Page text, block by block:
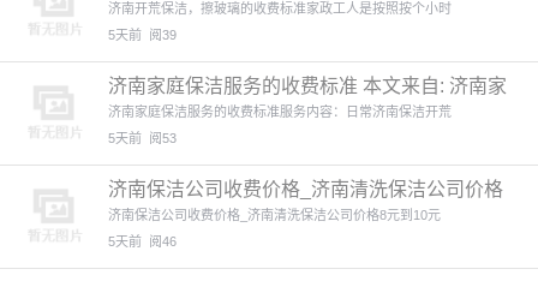
济南开荒保洁，擦玻璃的收费标准家政工人是按照按个小时
5天前 阅39
济南家庭保洁服务的收费标准 本文来自: 济南家
政(http:
济南家庭保洁服务的收费标准服务内容：日常济南保洁开荒
5天前 阅53
济南保洁公司收费价格_济南清洗保洁公司价格
本文来自: 济南
济南保洁公司收费价格_济南清洗保洁公司价格8元到10元
5天前 阅46